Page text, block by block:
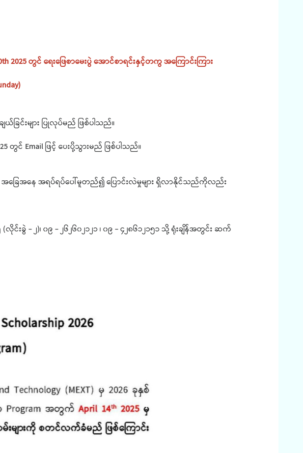
တွင် ရေးဖြေစာမေးပွဲ အောင်စာရင်းနှင့်တကွ အကြောင်းကြား
ြင်းများ ပြုလုပ်မည် ဖြစ်ပါသည်။
တွင် Email ဖြင့် ပေးပို့သွားမည် ဖြစ်ပါသည်။
း အခြေအနေ အရပ်ရပ်ပေါ်မူတည်၍ ပြောင်းလဲမှုများ ရှိလာနိုင်သည်ကိုလည်း
- ၂)၊ ၀၉ - ၂၆၂၆၀၂၁၂၁ ၊ ၀၉ - ၄၂၈၆၁၂၁၅၁ သို့ ရုံးချိန်အတွင်း ဆက်